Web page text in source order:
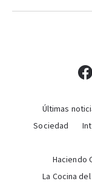
Últimas
Sociedad
Haciendo
La Cocina